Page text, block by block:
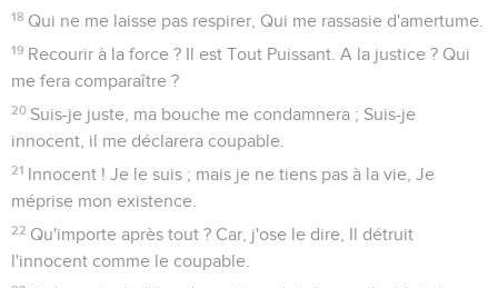
18 Qui ne me laisse pas respirer, Qui me rassasie d'amertume.
19 Recourir à la force ? Il est Tout Puissant. A la justice ? Qui
me fera comparaître ?
20 Suis-je juste, ma bouche me condamnera ; Suis-je
innocent, il me déclarera coupable.
21 Innocent ! Je le suis ; mais je ne tiens pas à la vie, Je
méprise mon existence.
22 Qu'importe après tout ? Car, j'ose le dire, Il détruit
l'innocent comme le coupable.